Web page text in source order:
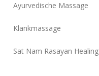
Ayurvedische Massage
Klankmassage
Sat Nam Rasayan Healing